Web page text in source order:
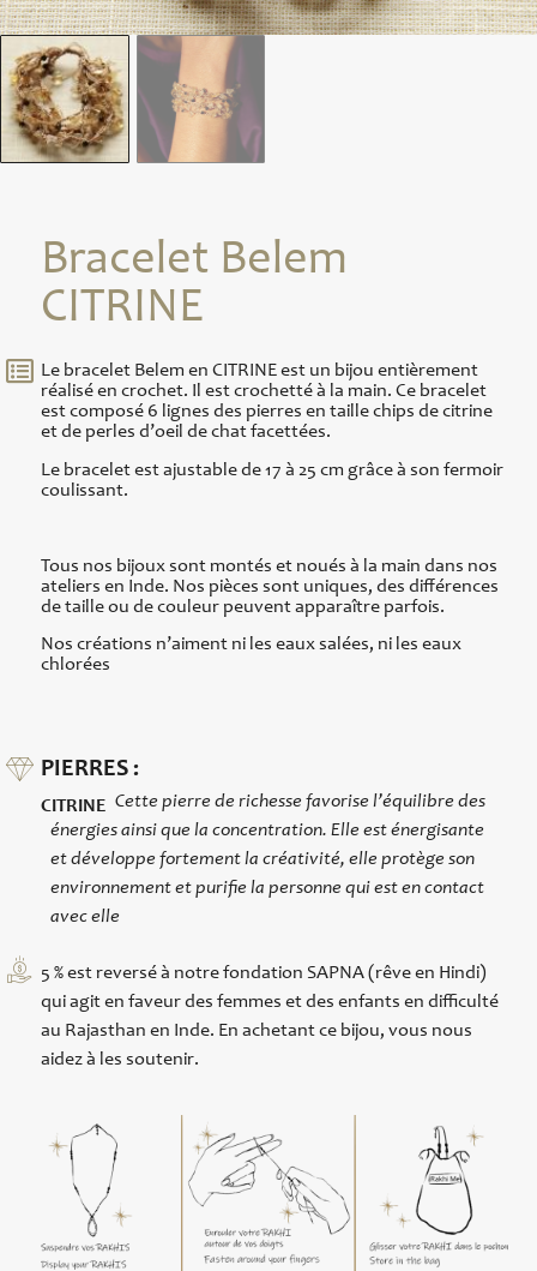
Bracelet Belem
CITRINE
Le bracelet Belem en CITRINE est un bijou entièrement
réalisé en crochet. Il est crochetté à la main. Ce bracelet
est composé 6 lignes des pierres en taille chips de citrine
et de perles d’oeil de chat facettées.
Le bracelet est ajustable de 17 à 25 cm grâce à son fermoir
coulissant.
Tous nos bijoux sont montés et noués à la main dans nos
ateliers en Inde. Nos pièces sont uniques, des différences
de taille ou de couleur peuvent apparaître parfois.
Nos créations n’aiment ni les eaux salées, ni les eaux
chlorées
PIERRES :
CITRINE Cette pierre de richesse favorise l’équilibre des
énergies ainsi que la concentration. Elle est énergisante
et développe fortement la créativité, elle protège son
environnement et purifie la personne qui est en contact
avec elle
5 % est reversé à notre fondation SAPNA (rêve en Hindi)
qui agit en faveur des femmes et des enfants en difficulté
au Rajasthan en Inde. En achetant ce bijou, vous nous
aidez à les soutenir.